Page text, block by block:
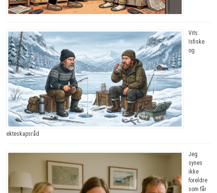
Vits:
Isfiske
og
ekteskapsråd
Jeg
synes
ikke
foreldre
som får